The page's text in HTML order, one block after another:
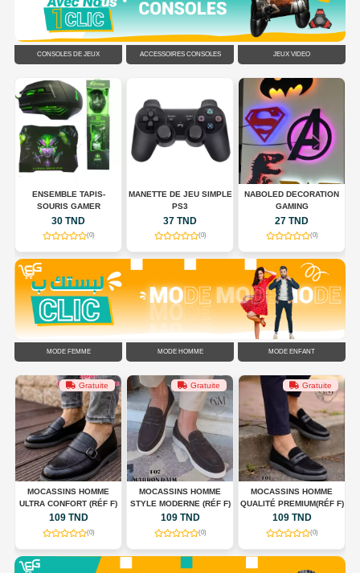
CONSOLES DE JEUX ACCESSOIRES CONSOLES JEUX VIDÉO
ENSEMBLE TAPIS-
SOURIS GAMER
30 TND
(0)
MANETTE DE JEU SIMPLE
PS3
37 TND
(0)
NABOLED DECORATION
GAMING
27 TND
(0)
MODE FEMME MODE HOMME MODE ENFANT
Gratuite
MOCASSINS HOMME
ULTRA CONFORT (RÉF F)
109 TND
(0)
Gratuite
MOCASSINS HOMME
STYLE MODERNE (RÉF F)
109 TND
(0)
Gratuite
MOCASSINS HOMME
QUALITÉ PREMIUM(RÉF F)
109 TND
(0)